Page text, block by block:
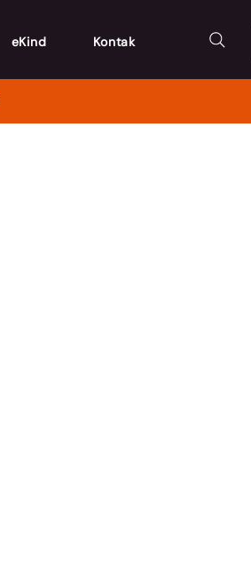
eKind Kontak